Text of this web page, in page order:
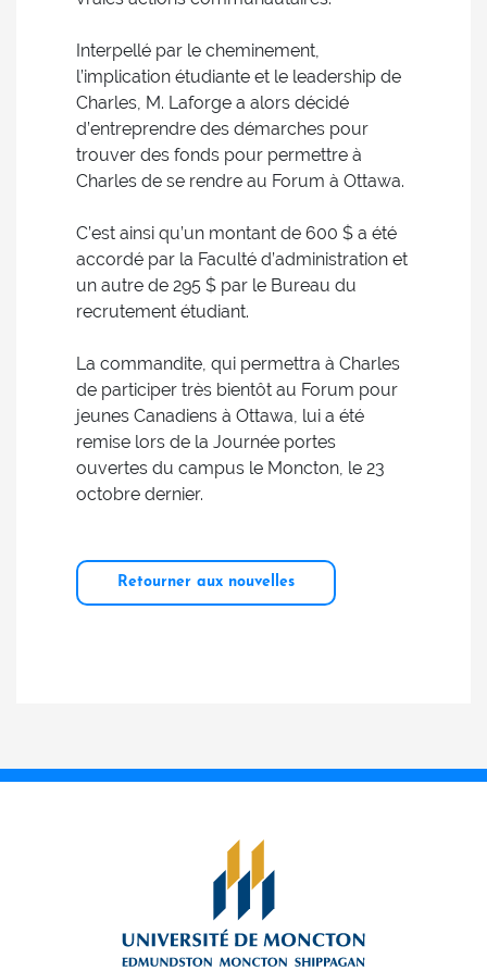
Interpellé par le cheminement,
l’implication étudiante et le leadership de
Charles, M. Laforge a alors décidé
d’entreprendre des démarches pour
trouver des fonds pour permettre à
Charles de se rendre au Forum à Ottawa.
C’est ainsi qu’un montant de 600 $ a été
accordé par la Faculté d’administration et
un autre de 295 $ par le Bureau du
recrutement étudiant.
La commandite, qui permettra à Charles
de participer très bientôt au Forum pour
jeunes Canadiens à Ottawa, lui a été
remise lors de la Journée portes
ouvertes du campus le Moncton, le 23
octobre dernier.
Retourner aux nouvelles